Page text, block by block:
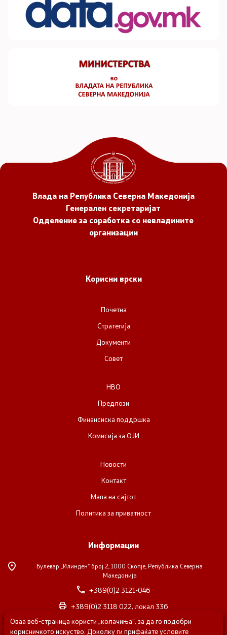
Влада на Република Северна Македонија
Генерален секретаријат
Одделение за соработка со невладините
организации
Корисни врски
Почетна
Стратегија
Документи
Совет
НВО
Предлози
Финансиска поддршка
Комисија за ОЈИ
Новости
Контакт
Мапа на сајтот
Политика за приватност
Информации
Булевар „Илинден“ број 2, 1000 Скопје, Република Северна
Македонија
+389(0)2 3121-046
+389(0)2 3118 022, локал 336
nvosorabotka@gs.gov.mk
Оваа веб-страница користи „колачиња“, за да го подобри
корисничкото искуство. Доколку ги прифаќате условите